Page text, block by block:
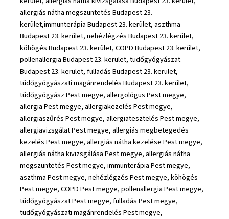
allergiás nátha megszüntetés Budapest 23.
kerület,immunterápia Budapest 23. kerület, aszthma
Budapest 23. kerület, nehézlégzés Budapest 23. kerület,
köhögés Budapest 23. kerület, COPD Budapest 23. kerület,
pollenallergia Budapest 23. kerület, tüdőgyógyászat
Budapest 23. kerület, fulladás Budapest 23. kerület,
tüdőgyógyászati magánrendelés Budapest 23. kerület,
tüdőgyógyász Pest megye, allergológus Pest megye,
allergia Pest megye, allergiakezelés Pest megye,
allergiaszűrés Pest megye, allergiatesztelés Pest megye,
allergiavizsgálat Pest megye, allergiás megbetegedés
kezelés Pest megye, allergiás nátha kezelése Pest megye,
allergiás nátha kivizsgálása Pest megye, allergiás nátha
megszüntetés Pest megye, immunterápia Pest megye,
aszthma Pest megye, nehézlégzés Pest megye, köhögés
Pest megye, COPD Pest megye, pollenallergia Pest megye,
tüdőgyógyászat Pest megye, fulladás Pest megye,
tüdőgyógyászati magánrendelés Pest megye,